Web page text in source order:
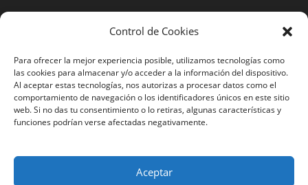
Control de Cookies
Para ofrecer la mejor experiencia posible, utilizamos tecnologías como
las cookies para almacenar y/o acceder a la información del dispositivo.
Al aceptar estas tecnologías, nos autorizas a procesar datos como el
comportamiento de navegación o los identificadores únicos en este sitio
web. Si no das tu consentimiento o lo retiras, algunas características y
funciones podrían verse afectadas negativamente.
Aceptar
Viajes en moto organizados
Blogs viajes en moto
Más Visto
Viajes en moto India